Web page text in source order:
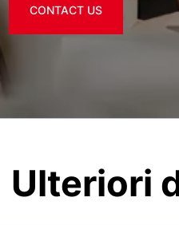
CONTACT US
Ulteriori